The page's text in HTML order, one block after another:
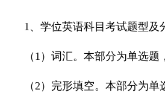
1、学位英语科目考试题型及
（1）词汇。本部分为单选题
（2）完形填空。本部分为